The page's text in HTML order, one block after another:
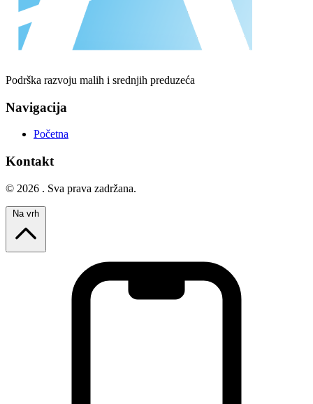
Podrška razvoju malih i srednjih preduzeća
Navigacija
Početna
Kontakt
© 2026 . Sva prava zadržana.